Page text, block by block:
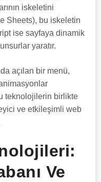
iskeletini
Sheets), bu iskeletin
ise sayfaya dinamik
yaratır.
açılan bir menü,
teknolojilerin birlikte
ve etkileşimli web
Ve